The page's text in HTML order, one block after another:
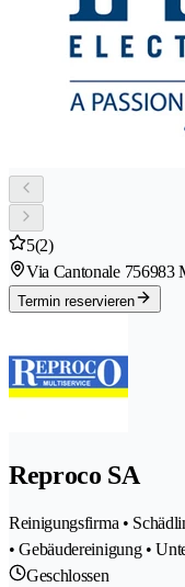
5(2)
Via Cantonale 756983
Termin reservieren
Reproco SA
Reinigungsfirma •
• Gebäudereinigung •
Geschlossen